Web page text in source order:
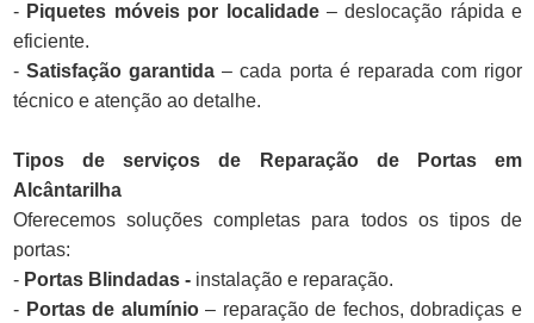
- Piquetes móveis por localidade– deslocação rápida e
eficiente.
-Satisfação garantida – cada porta é reparada com rigor
técnico e atenção ao detalhe.
Tipos de serviços de Reparação de Portas em
Alcântarilha
Oferecemos soluções completas para todos os tipos de
portas:
- Portas Blindadas - instalação e reparação.
- Portas de alumínio– reparação de fechos, dobradiças e